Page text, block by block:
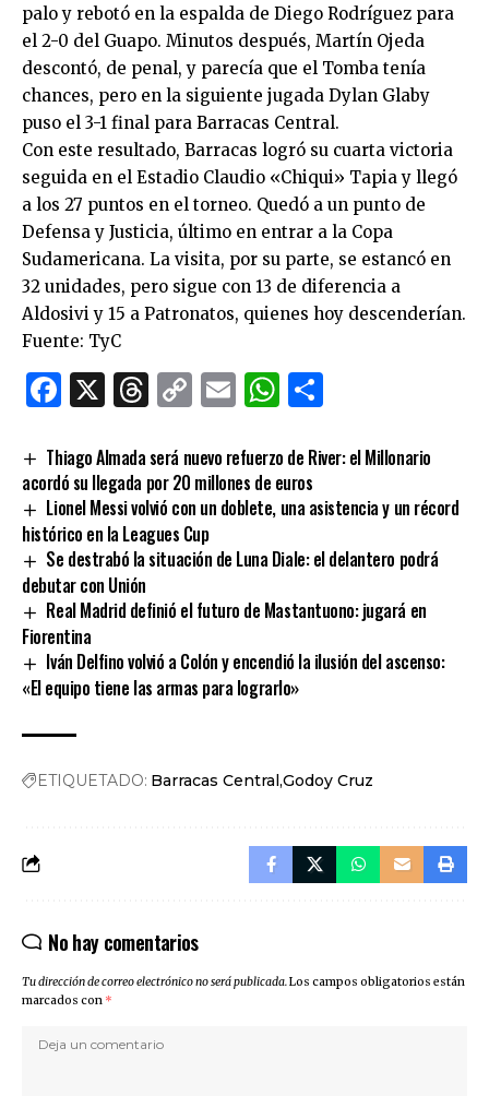
palo y rebotó en la espalda de Diego Rodríguez para
el 2-0 del Guapo. Minutos después, Martín Ojeda
descontó, de penal, y parecía que el Tomba tenía
chances, pero en la siguiente jugada Dylan Glaby
puso el 3-1 final para Barracas Central.
Con este resultado, Barracas logró su cuarta victoria
seguida en el Estadio Claudio «Chiqui» Tapia y llegó
a los 27 puntos en el torneo. Quedó a un punto de
Defensa y Justicia, último en entrar a la Copa
Sudamericana. La visita, por su parte, se estancó en
32 unidades, pero sigue con 13 de diferencia a
Aldosivi y 15 a Patronatos, quienes hoy descenderían.
Fuente: TyC
Facebook
X Threads
CopyEmailWhatsApp
Thiago Almada será nuevo refuerzo de River: el Millonario
acordó su llegada por 20 millones de euros
Lionel Messi volvió con un doblete, una asistencia y un récord
histórico en la Leagues Cup
Se destrabó la situación de Luna Diale: el delantero podrá
debutar con Unión
Real Madrid definió el futuro de Mastantuono: jugará en
Fiorentina
Iván Delfino volvió a Colón y encendió la ilusión del ascenso:
«El equipo tiene las armas para lograrlo»
ETIQUETADO: Barracas CentralGodoy Cruz
No hay comentarios
Tu dirección de correo electrónico no será publicada.Los campos obligatorios están
marcados con *